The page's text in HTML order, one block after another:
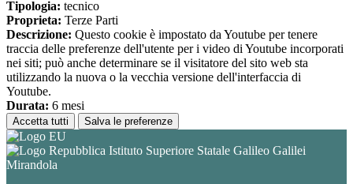
Tipologia: tecnico
Proprieta: Terze Parti
Descrizione: Questo cookie è impostato da Youtube per tenere
traccia delle preferenze dell'utente per i video di Youtube incorporati
nei siti; può anche determinare se il visitatore del sito web sta
utilizzando la nuova o la vecchia versione dell'interfaccia di
Youtube.
Durata: 6 mesi
Accetta tutti Salva le preferenze
Istituto Superiore Statale Galileo Galilei
Mirandola